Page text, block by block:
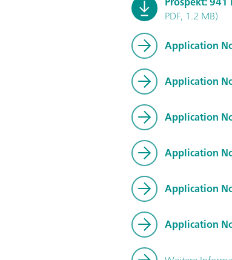
PDF, 1.2 MB)
Application
Application
Application
Application
Application
Application